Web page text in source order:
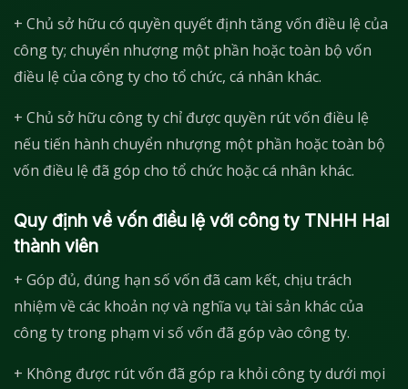
+ Chủ sở hữu có quyền quyết định tăng vốn điều lệ của
công ty; chuyển nhượng một phần hoặc toàn bộ vốn
điều lệ của công ty cho tổ chức, cá nhân khác.
+ Chủ sở hữu công ty chỉ được quyền rút vốn điều lệ
nếu tiến hành chuyển nhượng một phần hoặc toàn bộ
vốn điều lệ đã góp cho tổ chức hoặc cá nhân khác.
Quy định về vốn điều lệ với công ty TNHH Hai
thành viên
+ Góp đủ, đúng hạn số vốn đã cam kết, chịu trách
nhiệm về các khoản nợ và nghĩa vụ tài sản khác của
công ty trong phạm vi số vốn đã góp vào công ty.
+ Không được rút vốn đã góp ra khỏi công ty dưới mọi